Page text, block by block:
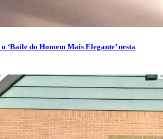
‘Baile do Homem Mais Elegante’ nesta